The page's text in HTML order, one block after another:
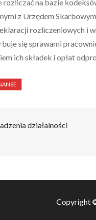
na bazie
z Urzędem
rozliczeniowych i
się sprawami
ich składek i opłat
działalności
Copyright